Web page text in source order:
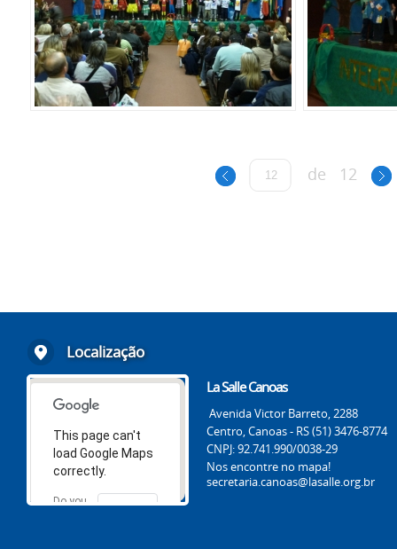
de 12
Localização
This page can't
load Google Maps
correctly.
Do you
OK
La Salle Canoas
Avenida Victor Barreto, 2288
Centro, Canoas - RS (51) 3476-8774
CNPJ: 92.741.990/0038-29
Nos encontre no mapa!
secretaria.canoas@lasalle.org.br